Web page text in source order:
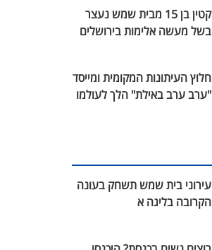
קטין בן 15 מבית שמש נעצר
בשל מעשה אלימות בירושלים
חלוץ העיתונות המקומית ומייסד
"ערב ערב באילת" הלך לעולמו
עירוני בית שמש תשחק בעונה
הקרובה בליגה א